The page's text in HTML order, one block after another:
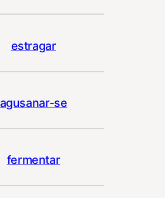
estragar
agusanar-se
fermentar